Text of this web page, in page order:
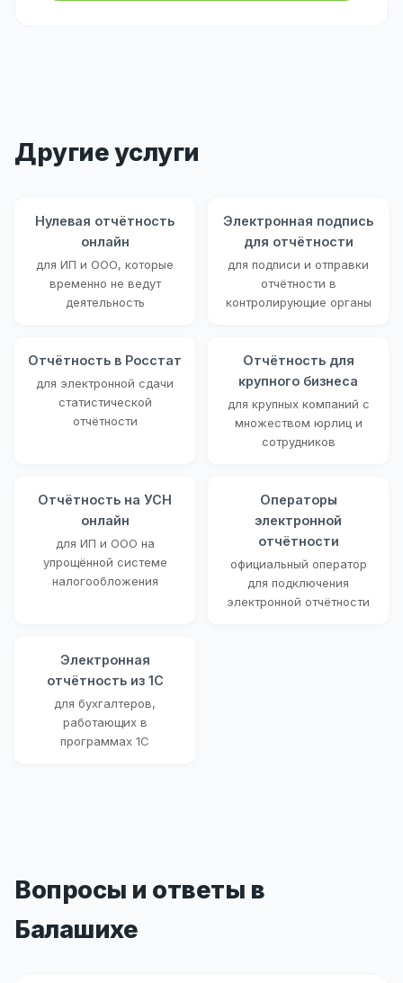
Другие услуги
Нулевая отчётность
онлайн
для ИП и ООО, которые
временно не ведут
деятельность
Электронная подпись
для отчётности
для подписи и отправки
отчётности в
контролирующие органы
Отчётность в Росстат
для электронной сдачи
статистической
отчётности
Отчётность для
крупного бизнеса
для крупных компаний с
множеством юрлиц и
сотрудников
Отчётность на УСН
онлайн
для ИП и ООО на
упрощённой системе
налогообложения
Операторы
электронной
отчётности
официальный оператор
для подключения
электронной отчётности
Электронная
отчётность из 1С
для бухгалтеров,
работающих в
программах 1С
Вопросы и ответы в
Балашихе